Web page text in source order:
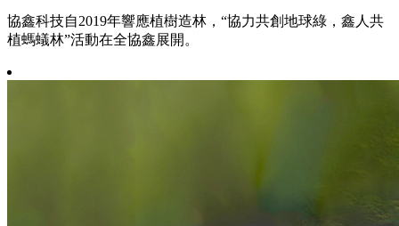
協鑫科技自2019年響應植樹造林，“協力共創地球綠，鑫人共
植螞蟻林”活動在全協鑫展開。